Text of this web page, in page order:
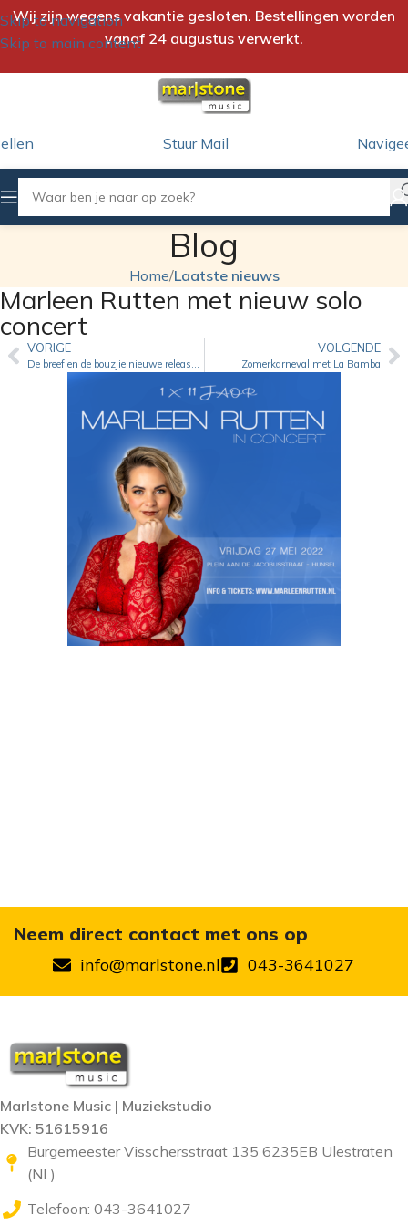
Skip to navigation
Skip to main content
Wij zijn wegens vakantie gesloten. Bestellingen worden
vanaf 24 augustus verwerkt.
Stuur Mail
Blog
Home/Laatste nieuws
Marleen Rutten met nieuw solo
concert
VORIGE
De breef en de bouzjie nieuwe release van Roger Villevoye
VOLGENDE
Zomerkarneval met La Bamba
Neem direct contact met ons op
info@marlstone.nl 043-3641027
Marlstone Music | Muziekstudio
KVK: 51615916
Burgemeester Visschersstraat 135 6235EB Ulestraten
(NL)
Telefoon: 043-3641027